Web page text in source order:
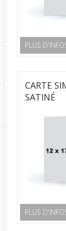
PLUS
CARTE
SATINÉ
PLUS